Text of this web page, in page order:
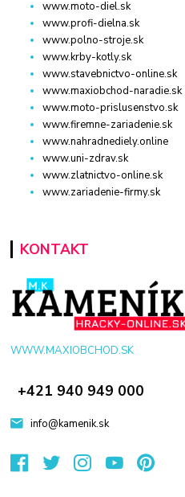
www.moto-diel.sk
www.profi-dielna.sk
www.polno-stroje.sk
www.krby-kotly.sk
www.stavebnictvo-online.sk
www.maxiobchod-naradie.sk
www.moto-prislusenstvo.sk
www.firemne-zariadenie.sk
www.nahradnediely.online
www.uni-zdrav.sk
www.zlatnictvo-online.sk
www.zariadenie-firmy.sk
KONTAKT
WWW.MAXIOBCHOD.SK
+421 940 949 000
info@kamenik.sk